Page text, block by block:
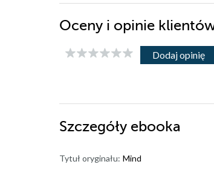
Oceny i opinie
Dodaj opinię
Szczegóły ebooka
Tytuł oryginału: Mind